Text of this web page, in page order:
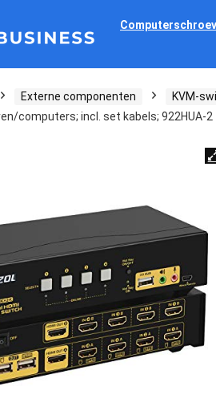
Externe componenten KVM-
computers; incl. set kabels; 922HUA-2